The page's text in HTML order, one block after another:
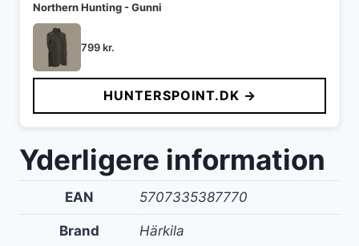
Northern Hunting - Gunni
799kr.
HUNTERSPOINT.DK →
Yderligere information
EAN 5707335387770
Brand Härkila